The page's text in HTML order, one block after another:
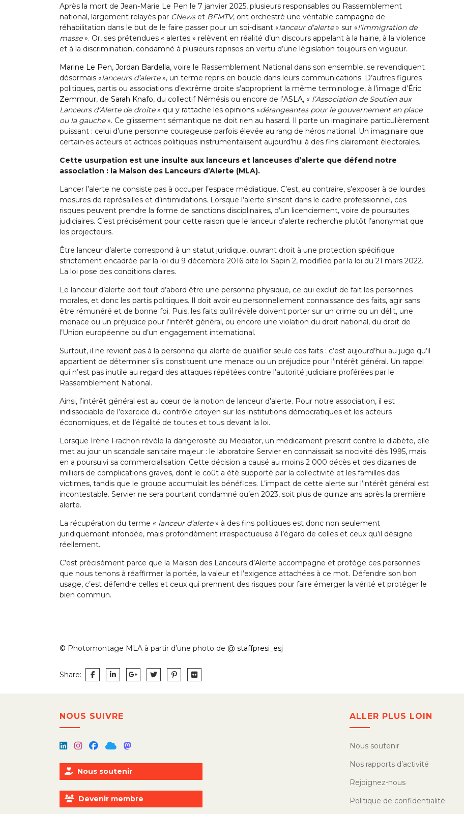
Après la mort de Jean-Marie Le Pen le 7 janvier 2025, plusieurs responsables du Rassemblement
national, largement relayés par CNewset BFMTV, ont orchestré une véritable campagne de
réhabilitation dans le but de le faire passer pour un soi-disant «lanceur d’alerte» sur «l’immigration de
masse». Or, ses prétendues « alertes » relèvent en réalité d’un discours appelant à la haine, à la violence
et à la discrimination, condamné à plusieurs reprises en vertu d’une législation toujours en vigueur.
Marine Le Pen, Jordan Bardella, voire le Rassemblement National dans son ensemble, se revendiquent
désormais «lanceurs d’alerte», un terme repris en boucle dans leurs communications. D’autres figures
politiques, partis ou associations d’extrême droite s’approprient la même terminologie, à l’image d’Éric
Zemmour, de Sarah Knafo, du collectif Némésis ou encore de l’ASLA, « l’Association de Soutien aux
Lanceurs d’Alerte de droite» qui y rattache les opinions «dérangeantes pour le gouvernement en place
ou la gauche». Ce glissement sémantique ne doit rien au hasard. Il porte un imaginaire particulièrement
puissant : celui d’une personne courageuse parfois élevée au rang de héros national. Un imaginaire que
certain·es acteurs et actrices politiques instrumentalisent aujourd’hui à des fins clairement électorales.
Cette usurpation est une insulte aux lanceurs et lanceuses d’alerte que défend notre
association : la Maison des Lanceurs d’Alerte (MLA).
Lancer l’alerte ne consiste pas à occuper l’espace médiatique. C’est, au contraire, s’exposer à de lourdes
mesures de représailles et d’intimidations. Lorsque l’alerte s’inscrit dans le cadre professionnel, ces
risques peuvent prendre la forme de sanctions disciplinaires, d’un licenciement, voire de poursuites
judiciaires. C’est précisément pour cette raison que le lanceur d’alerte recherche plutôt l’anonymat que
les projecteurs.
Être lanceur d’alerte correspond à un statut juridique, ouvrant droit à une protection spécifique
strictement encadrée par la loi du 9 décembre 2016 dite loi Sapin 2, modifiée par la loi du 21 mars 2022.
La loi pose des conditions claires.
Le lanceur d’alerte doit tout d’abord être une personne physique, ce qui exclut de fait les personnes
morales, et donc les partis politiques. Il doit avoir eu personnellement connaissance des faits, agir sans
être rémunéré et de bonne foi. Puis, les faits qu’il révèle doivent porter sur un crime ou un délit, une
menace ou un préjudice pour l’intérêt général, ou encore une violation du droit national, du droit de
l’Union européenne ou d’un engagement international.
Surtout, il ne revient pas à la personne qui alerte de qualifier seule ces faits : c’est aujourd’hui au juge qu’il
appartient de déterminer s’ils constituent une menace ou un préjudice pour l’intérêt général. Un rappel
qui n’est pas inutile au regard des attaques répétées contre l’autorité judiciaire proférées par le
Rassemblement National.
Ainsi, l’intérêt général est au cœur de la notion de lanceur d’alerte. Pour notre association, il est
indissociable de l’exercice du contrôle citoyen sur les institutions démocratiques et les acteurs
économiques, et de l’égalité de toutes et tous devant la loi.
Lorsque Irène Frachon révèle la dangerosité du Mediator, un médicament prescrit contre le diabète, elle
met au jour un scandale sanitaire majeur : le laboratoire Servier en connaissait sa nocivité dès 1995, mais
en a poursuivi sa commercialisation. Cette décision a causé au moins 2 000 décès et des dizaines de
milliers de complications graves, dont le coût a été supporté par la collectivité et les familles des
victimes, tandis que le groupe accumulait les bénéfices. L’impact de cette alerte sur l’intérêt général est
incontestable. Servier ne sera pourtant condamné qu’en 2023, soit plus de quinze ans après la première
alerte.
La récupération du terme « lanceur d’alerte» à des fins politiques est donc non seulement
juridiquement infondée, mais profondément irrespectueuse à l’égard de celles et ceux qu’il désigne
réellement.
C’est précisément parce que la Maison des Lanceurs d’Alerte accompagne et protège ces personnes
que nous tenons à réaffirmer la portée, la valeur et l’exigence attachées à ce mot. Défendre son bon
usage, c’est défendre celles et ceux qui prennent des risques pour faire émerger la vérité et protéger le
bien commun.
© Photomontage MLA à partir d’une photo de @ staffpresi_esj
Share:
de
l’article
NOUS SUIVRE
Nous soutenir
Devenir membre
ALLER PLUS LOIN
Nous soutenir
Nos rapports d’activité
Rejoignez-nous
Politique de confidentialité